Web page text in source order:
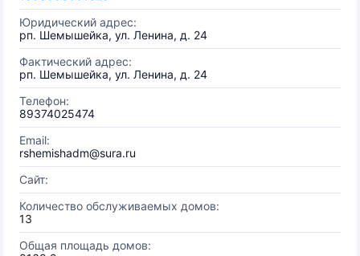
Юридический адрес:
рп. Шемышейка, ул. Ленина, д. 24
Фактический адрес:
рп. Шемышейка, ул. Ленина, д. 24
Телефон:
89374025474
Email:
rshemishadm@sura.ru
Сайт:
Количество обслуживаемых домов:
13
Общая площадь домов: